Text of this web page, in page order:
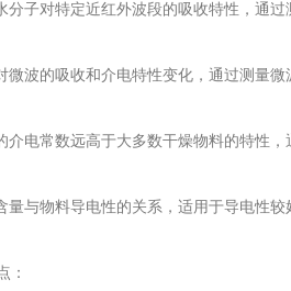
分子对特定近红外波段的吸收特性，通
微波的吸收和介电特性变化，通过测量
介电常数远高于大多数干燥物料的特性
量与物料导电性的关系，适用于导电性
：